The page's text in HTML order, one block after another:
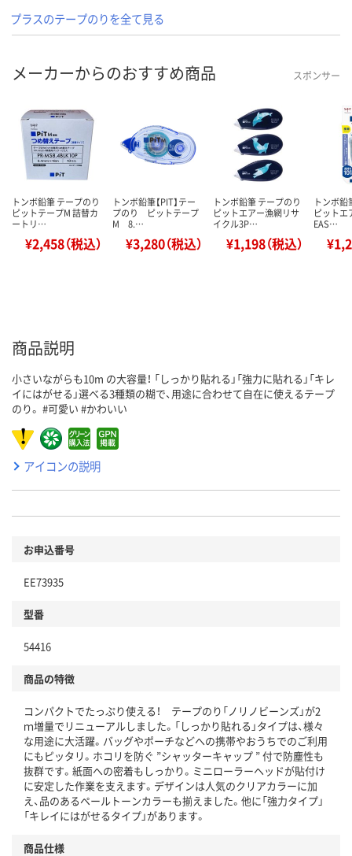
プラスのテープのりを全て見る
メーカーからのおすすめ商品 スポンサー
トンボ鉛筆 テープのり
ピットテープM 詰替カ
ートリ…
¥2,458（税込）
トンボ鉛筆【PIT】テー
プのり ピットテープ
M 8.…
¥3,280（税込）
トンボ鉛筆 テープのり
ピットエアー漁網リサ
イクル3P…
¥1,198（税込）
トンボ鉛
ピットエ
EAS…
商品説明
小さいながらも10m の大容量！ 「しっかり貼れる」「強力に貼れる」「キレ
イにはがせる」選べる3種類の糊で、用途に合わせて自在に使えるテープ
のり。 #可愛い #かわいい
アイコンの説明
お申込番号
EE73935
型番
54416
商品の特徴
コンパクトでたっぷり使える！ テープのり「ノリノビーンズ」が2
ｍ増量でリニューアルしました。「しっかり貼れる」タイプは、様々
な用途に大活躍。バッグやポーチなどへの携帯やおうちでのご利用
にもピッタリ。ホコリを防ぐ ”シャッターキャップ ” 付で防塵性も
抜群です。紙面への密着もしっかり。ミニローラーヘッドが貼付け
に安定した作業を支えます。デザインは人気のクリアカラーに加
え、品のあるペールトーンカラーも揃えました。他に「強力タイプ」
「キレイにはがせるタイプ」があります。
商品仕様